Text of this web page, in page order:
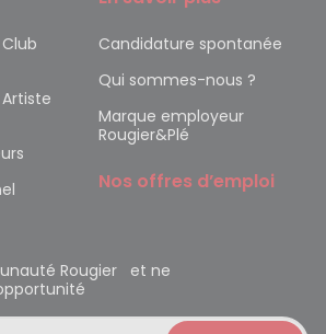
Candidature spontanée
Qui sommes-nous ?
Marque employeur
Rougier&Plé
Nos offres d’emploi
Rougier et ne